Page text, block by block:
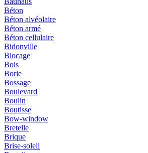
Béton
Béton alvéolaire
Béton armé
Béton cellulaire
Bidonville
Blocage
Bois
Borie
Bossage
Boulevard
Boulin
Boutisse
Bow-window
Bretelle
Brique
Brise-soleil